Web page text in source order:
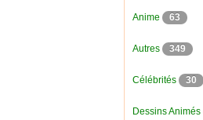
Anime 63
Autres 349
Célébrités 30
Dessins Animés